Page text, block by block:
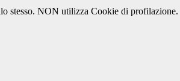
stesso. NON utilizza Cookie di profilazione.